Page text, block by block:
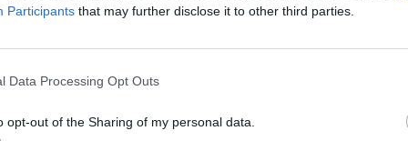
Participants that may further disclose it to other third parties.
Data Processing Opt Outs
opt-out of the Sharing of my personal data.
legume
Coldiretti – garantează Italiei